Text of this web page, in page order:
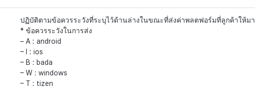
ปฏิบัติตามข้อควรระวังที่ระบุไว้ด้านล่างในขณะที่ส่งค่าพลตฟอร์มที่ลูกค้าให้มา
* ข้อควรระวังในการส่ง
– A : android
– I : ios
– B : bada
– W : windows
– T : tizen